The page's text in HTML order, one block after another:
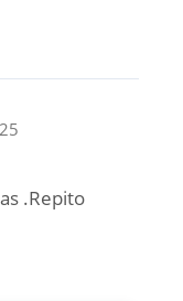
.Repito